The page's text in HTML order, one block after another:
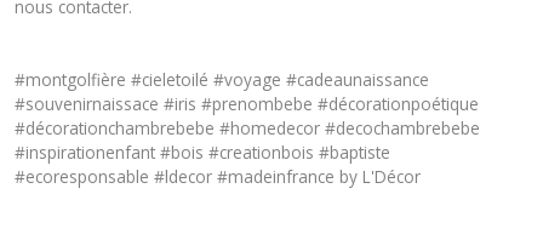
nous contacter.
#montgolfière #cieletoilé #voyage #cadeaunaissance
#souvenirnaissace #iris #prenombebe #décorationpoétique
#décorationchambrebebe #homedecor #decochambrebebe
#inspirationenfant #bois #creationbois #baptiste
#ecoresponsable #ldecor #madeinfrance by L'Décor